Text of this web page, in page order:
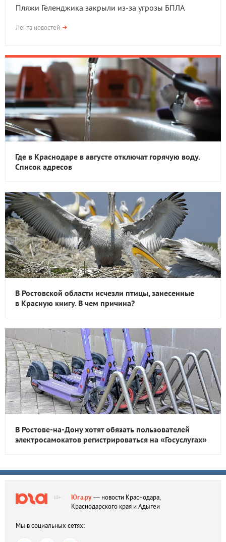
Пляжи Геленджика закрыли из-за угрозы БПЛА
Лента новостей
Где в Краснодаре в августе отключат горячую воду.
Список адресов
В Ростовской области исчезли птицы, занесенные
в Красную книгу. В чем причина?
В Ростове-на-Дону хотят обязать пользователей
электросамокатов регистрироваться на «Госуслугах»
18+ Юга.ру— новости Краснодара,
Краснодарского края и Адыгеи
Мы в социальных сетях: